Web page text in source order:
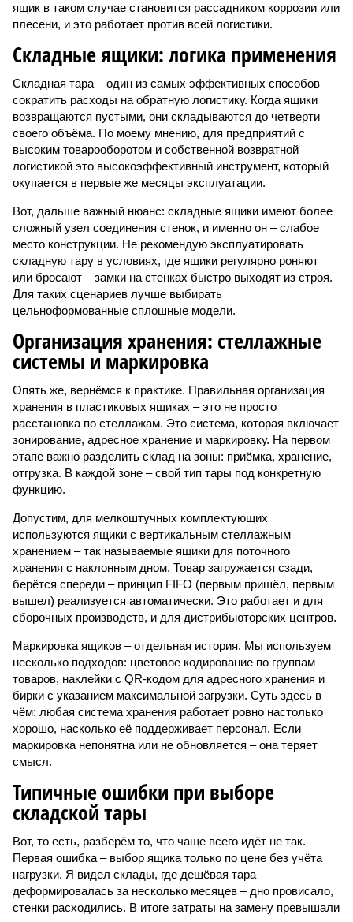
ящик в таком случае становится рассадником коррозии или
плесени, и это работает против всей логистики.
Складные ящики: логика применения
Складная тара – один из самых эффективных способов
сократить расходы на обратную логистику. Когда ящики
возвращаются пустыми, они складываются до четверти
своего объёма. По моему мнению, для предприятий с
высоким товарооборотом и собственной возвратной
логистикой это высокоэффективный инструмент, который
окупается в первые же месяцы эксплуатации.
Вот, дальше важный нюанс: складные ящики имеют более
сложный узел соединения стенок, и именно он – слабое
место конструкции. Не рекомендую эксплуатировать
складную тару в условиях, где ящики регулярно роняют
или бросают – замки на стенках быстро выходят из строя.
Для таких сценариев лучше выбирать
цельноформованные сплошные модели.
Организация хранения: стеллажные
системы и маркировка
Опять же, вернёмся к практике. Правильная организация
хранения в пластиковых ящиках – это не просто
расстановка по стеллажам. Это система, которая включает
зонирование, адресное хранение и маркировку. На первом
этапе важно разделить склад на зоны: приёмка, хранение,
отгрузка. В каждой зоне – свой тип тары под конкретную
функцию.
Допустим, для мелкоштучных комплектующих
используются ящики с вертикальным стеллажным
хранением – так называемые ящики для поточного
хранения с наклонным дном. Товар загружается сзади,
берётся спереди – принцип FIFO (первым пришёл, первым
вышел) реализуется автоматически. Это работает и для
сборочных производств, и для дистрибьюторских центров.
Маркировка ящиков – отдельная история. Мы используем
несколько подходов: цветовое кодирование по группам
товаров, наклейки с QR-кодом для адресного хранения и
бирки с указанием максимальной загрузки. Суть здесь в
чём: любая система хранения работает ровно настолько
хорошо, насколько её поддерживает персонал. Если
маркировка непонятна или не обновляется – она теряет
смысл.
Типичные ошибки при выборе
складской тары
Вот, то есть, разберём то, что чаще всего идёт не так.
Первая ошибка – выбор ящика только по цене без учёта
нагрузки. Я видел склады, где дешёвая тара
деформировалась за несколько месяцев – дно провисало,
стенки расходились. В итоге затраты на замену превышали